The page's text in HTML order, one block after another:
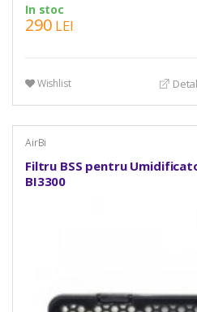
In stoc
290 LEI
Wishlist
AirBi
Filtru BSS pentru
BI3300